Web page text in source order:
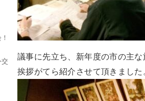
議事に先立ち、新年度の市の主
挨拶がてら紹介させて頂きました